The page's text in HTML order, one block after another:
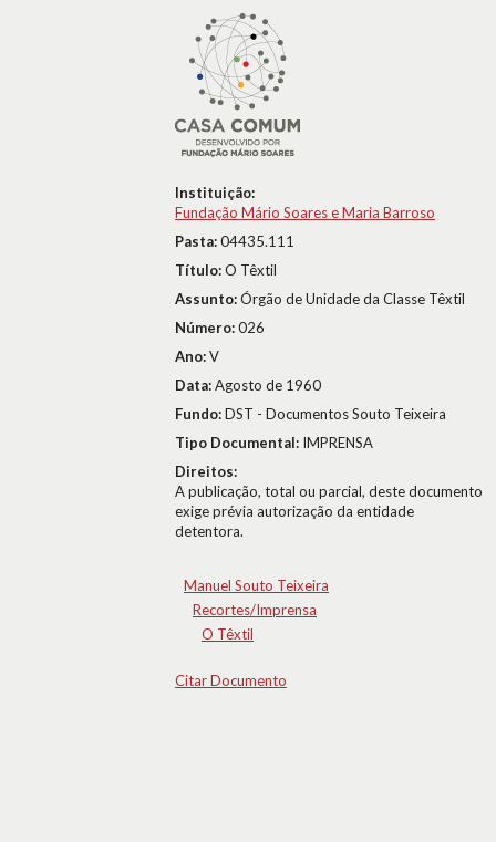
Instituição:
Fundação Mário Soares e Maria Barroso
Pasta:04435.111
Título:O Têxtil
Assunto:Órgão de Unidade da Classe Têxtil
Número:026
Ano:V
Data:Agosto de 1960
Fundo:DST - Documentos Souto Teixeira
Tipo Documental: IMPRENSA
Direitos:
A publicação, total ou parcial, deste documento
exige prévia autorização da entidade
detentora.
Manuel Souto Teixeira
Recortes/Imprensa
O Têxtil
Citar Documento